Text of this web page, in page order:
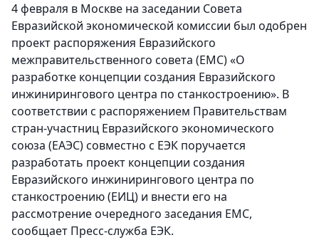
4 февраля в Москве на заседании Совета
Евразийской экономической комиссии был одобрен
проект распоряжения Евразийского
межправительственного совета (ЕМС) «О
разработке концепции создания Евразийского
инжинирингового центра по станкостроению». В
соответствии с распоряжением Правительствам
стран-участниц Евразийского экономического
союза (ЕАЭС) совместно с ЕЭК поручается
разработать проект концепции создания
Евразийского инжинирингового центра по
станкостроению (ЕИЦ) и внести его на
рассмотрение очередного заседания ЕМС,
сообщает Пресс-служба ЕЭК.